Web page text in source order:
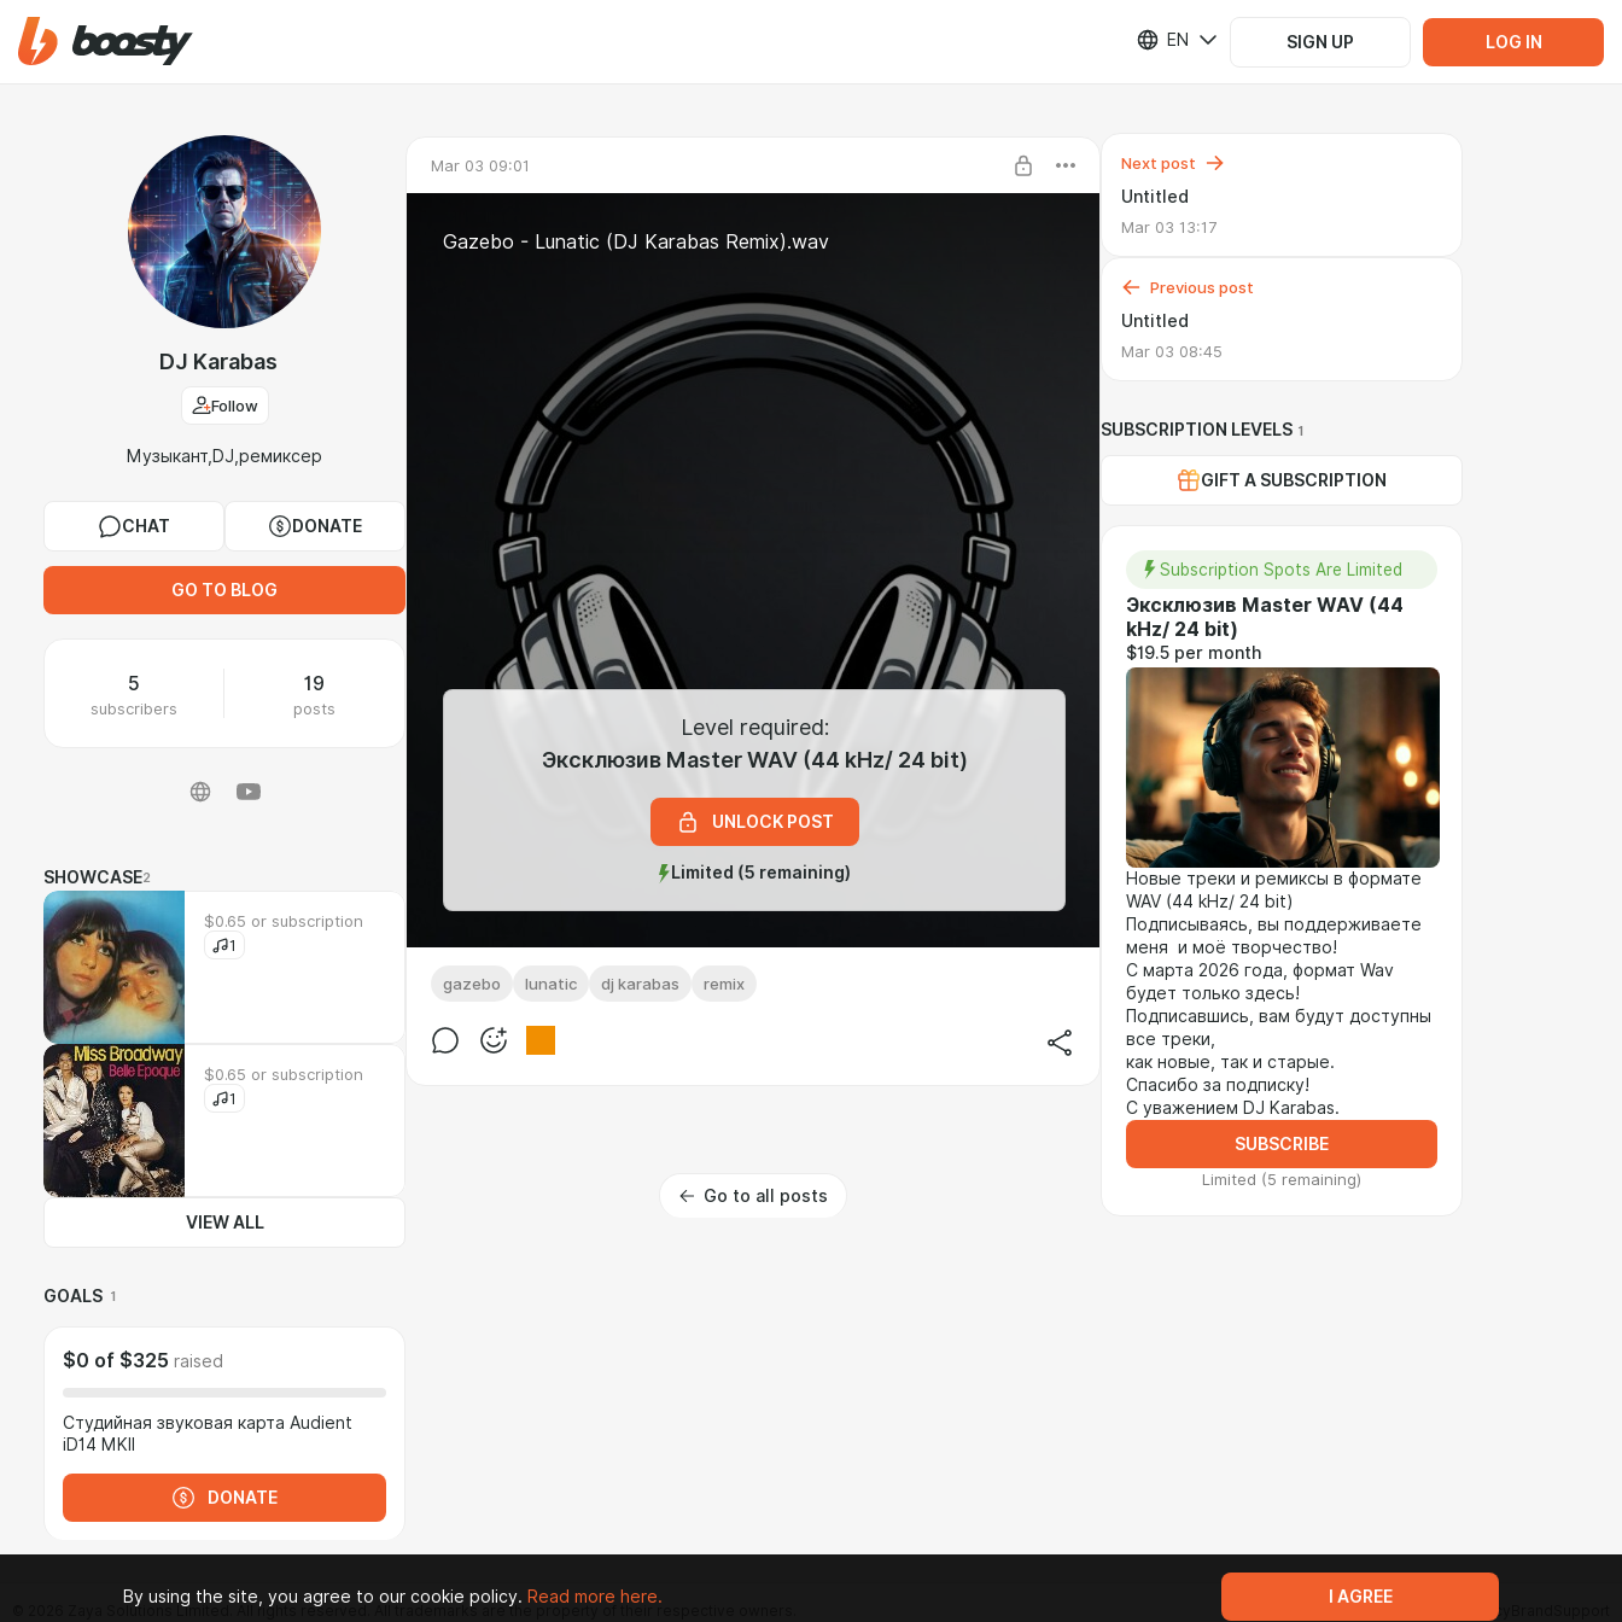
EN SIGN UP LOG IN
DJ Karabas
Follow
Музыкант,DJ,ремиксер
CHAT DONATE
GO TO BLOG
5
subscribers
19
posts
SHOWCASE2
$0.65 or subscription
1
$0.65 or subscription
1
VIEW ALL
GOALS 1
$0 of $325 raised
Cтудийная звуковая карта Audient
iD14 MKII
DONATE
Mar 03 09:01
Gazebo - Lunatic (DJ Karabas Remix).wav
Level required:
Эксклюзив Master WAV (44 kHz/ 24 bit)
UNLOCK POST
Limited (5 remaining)
gazebo lunatic dj karabas remix
Go to all posts
Next post
Untitled
Mar 03 13:17
Previous post
Untitled
Mar 03 08:45
SUBSCRIPTION LEVELS 1
GIFT A SUBSCRIPTION
Subscription Spots Are Limited
Эксклюзив Master WAV (44
kHz/ 24 bit)
$19.5 per month
Новые треки и ремиксы в формате
WAV (44 kHz/ 24 bit)
Подписываясь, вы поддерживаете
меня и моё творчество!
С марта 2026 года, формат Wav
будет только здесь!
Подписавшись, вам будут доступны
все треки,
как новые, так и старые.
Спасибо за подписку!
С уважением DJ Karabas.
SUBSCRIBE
Limited (5 remaining)
© 2026 Zaya Solutions Limited. All rights reserved. All trademarks are the property of their respective owners. Privacy policy
By using the site, you agree to our cookie policy. Read more here. I AGREE